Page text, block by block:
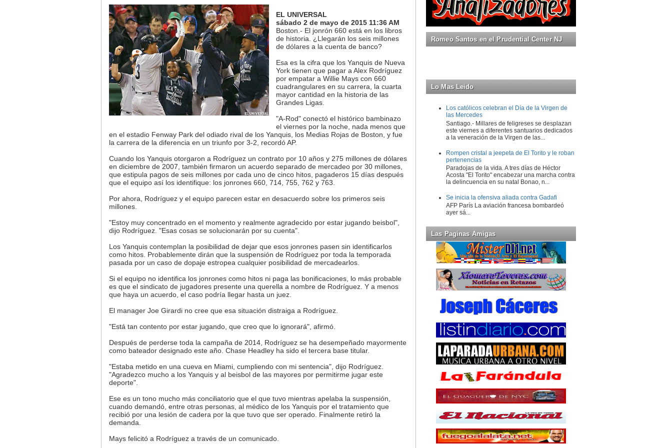
EL UNIVERSAL
sábado 2 de mayo de 2015 11:36 AM
Boston.- El jonrón 660 está en los libros
de historia. ¿Llegarán los seis millones
de dólares a la cuenta de banco?
Esa es la cifra que los Yanquis de Nueva
York tienen que pagar a Alex Rodríguez
por empatar a Willie Mays con 660
cuadrangulares en su carrera, la cuarta
mayor cantidad en la historia de las
Grandes Ligas.
"A-Rod" conectó el histórico bambinazo
el viernes por la noche, nada menos que
en el estadio Fenway Park del odiado rival de los Yanquis, los Medias Rojas de Boston, y fue
la carrera de la diferencia en un triunfo por 3-2, recordó AP.
Cuando los Yanquis otorgaron a Rodríguez un contrato por 10 años y 275 millones de dólares
en diciembre de 2007, también firmaron un acuerdo separado de mercadeo por 30 millones,
que estipula pagos de seis millones por cada uno de cinco hitos, pagaderos 15 días después
que el equipo así los identifique: los jonrones 660, 714, 755, 762 y 763.
Por ahora, Rodríguez y el equipo parecen estar en desacuerdo sobre los primeros seis
millones.
"Estoy muy concentrado en el momento y realmente agradecido por estar jugando beisbol",
dijo Rodríguez. "Esas cosas se solucionarán por su cuenta".
Los Yanquis contemplan la posibilidad de dejar que esos jonrones pasen sin identificarlos
como hitos. Probablemente dirán que la suspensión de Rodríguez por toda la temporada
pasada por un caso de dopaje estropea cualquier posibilidad de mercadearlos.
Si el equipo no identifica los jonrones como hitos ni paga las bonificaciones, lo más probable
es que el sindicato de jugadores presente una querella a nombre de Rodríguez. Y a menos
que haya un acuerdo, el caso podría llegar hasta un juez.
El manager Joe Girardi no cree que esa situación distraiga a Rodríguez.
"Está tan contento por estar jugando, que creo que lo ignorará", afirmó.
Después de perderse toda la campaña de 2014, Rodríguez se ha desempeñado mayormente
como bateador designado este año. Chase Headley ha sido el tercera base titular.
"Estaba metido en una cueva en Miami, cumpliendo con mi sentencia", dijo Rodríguez.
"Agradezco mucho a los Yanquis y al beisbol de las mayores por permitirme jugar este
deporte".
Ese es un tono mucho más conciliatorio que el que tuvo mientras apelaba la suspensión,
cuando demandó, entre otras personas, al médico de los Yanquis por el tratamiento que
recibió por una lesión de cadera por la que tuvo que ser operado. Finalmente retiró la
demanda.
Mays felicitó a Rodríguez a través de un comunicado.
Romeo Santos en el Prudential Center NJ
Lo Mas Leido
Los católicos celebran el Día de la Virgen de
las Mercedes
Santiago.- Millares de feligreses se desplazan
este viernes a diferentes santuarios dedicados
a la veneración de la Virgen de las...
Rompen cristal a jeepeta de El Torito y le roban
pertenencias
Paradojas de la vida. A tres días de Héctor
Acosta "El Torito" encabezar una marcha contra
la delincuencia en su natal Bonao, n...
Se inicia la ofensiva aliada contra Gadafi
AFP París La aviación francesa bombardeó
ayer sá...
Las Paginas Amigas